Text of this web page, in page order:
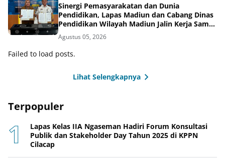
Sinergi Pemasyarakatan dan Dunia
Pendidikan, Lapas Madiun dan Cabang Dinas
Pendidikan Wilayah Madiun Jalin Kerja Sama
Pendidikan Vokasi Teknik Instalasi Tenaga
Listrik bagi Warga Binaan
Agustus 05, 2026
Failed to load posts.
Lihat Selengkapnya
Terpopuler
Lapas Kelas IIA Ngaseman Hadiri Forum Konsultasi
Publik dan Stakeholder Day Tahun 2025 di KPPN
Cilacap